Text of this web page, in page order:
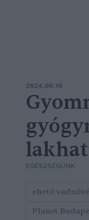
2024.06.10
EGÉSZSÉGÜNK
ehető
Planet